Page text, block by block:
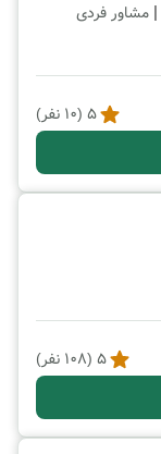
| مشاور فردی
5
(
10 نفر)
5
(
108 نفر)